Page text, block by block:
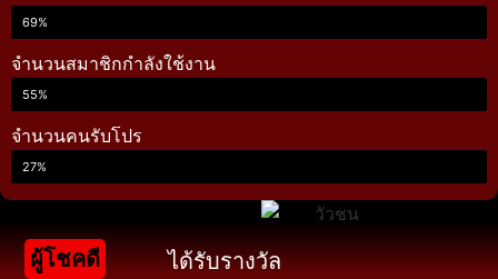
69%
จำนวนสมาชิกกำลังใช้งาน
55%
จำนวนคนรับโปร
27%
ผู้โชคดี ได้รับรางวัล